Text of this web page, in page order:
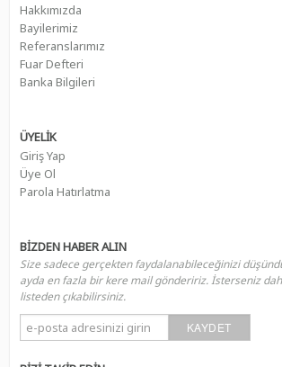
Hakkımızda
Bayilerimiz
Referanslarımız
Fuar Defteri
Banka Bilgileri
ÜYELİK
Giriş Yap
Üye Ol
Parola Hatırlatma
BİZDEN HABER ALIN
Size sadece gerçekten faydalanabileceğinizi
ayda en fazla bir kere mail göndeririz. İsterseniz
listeden çıkabilirsiniz.
KAYDET